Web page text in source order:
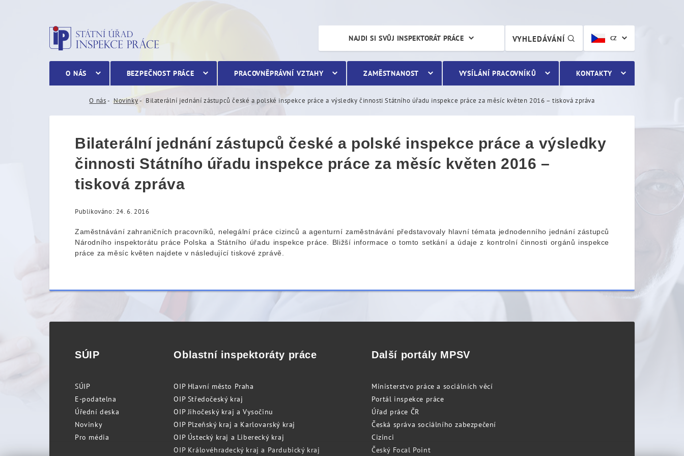
Bilaterální jednání zástupců české a polské inspekce práce a výsledky
CZ
VYHLEDÁVÁNÍ
NAJDI SI SVŮJ INSPEKTORÁT PRÁCE
O NÁS BEZPEČNOST PRÁCE PRACOVNĚPRÁVNÍ VZTAHY ZAMĚSTNANOST VYSÍLÁNÍ PRACOVNÍKŮ KONTAKTY
O nás Novinky Bilaterální jednání zástupců české a polské inspekce práce a výsledky činnosti Státního úřadu inspekce práce za měsíc květen 2016 – tisková zpráva
Bilaterální jednání zástupců české a polské inspekce práce a výsledky
činnosti Státního úřadu inspekce práce za měsíc květen 2016 –
tisková zpráva
Publikováno: 24. 6. 2016
Zaměstnávání zahraničních pracovníků, nelegální práce cizinců a agenturní zaměstnávání představovaly hlavní témata jednodenního jednání zástupců
Národního inspektorátu práce Polska a Státního úřadu inspekce práce. Bližší informace o tomto setkání a údaje z kontrolní činnosti orgánů inspekce
práce za měsíc květen najdete v následující tiskové zprávě.
SÚIP
SÚIP
E-podatelna
Úřední deska
Novinky
Pro média
Oblastní inspektoráty práce
OIP Hlavní město Praha
OIP Středočeský kraj
OIP Jihočeský kraj a Vysočinu
OIP Plzeňský kraj a Karlovarský kraj
OIP Ústecký kraj a Liberecký kraj
OIP Královéhradecký kraj a Pardubický kraj
Další portály MPSV
Ministerstvo práce a sociálních věcí
Portál inspekce práce
Úřad práce ČR
Česká správa sociálního zabezpečení
Cizinci
Český Focal Point